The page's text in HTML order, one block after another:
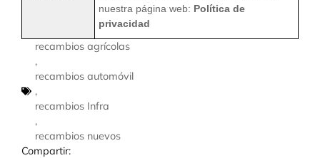
nuestra página web: Política de
privacidad
recambios agrícolas
,
recambios automóvil
,
recambios Infra
,
recambios nuevos
Compartir: